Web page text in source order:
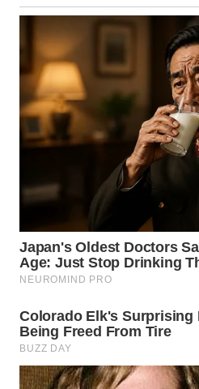
TOBA
WN
NIAS
WN
LANGKAT
TAPANULI
SELATAN
WN
TANJUNG
LESUNG
WN
KARO
WN